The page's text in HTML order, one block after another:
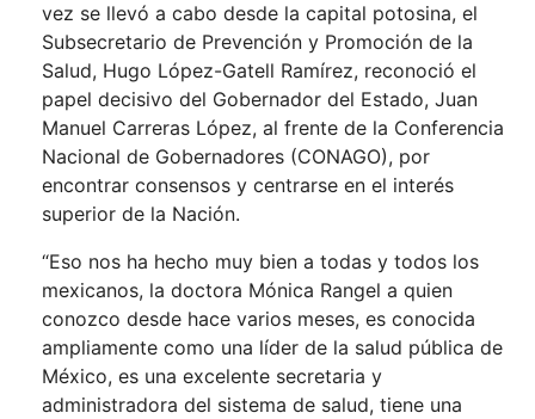
vez se llevó a cabo desde la capital potosina, el
Subsecretario de Prevención y Promoción de la
Salud, Hugo López-Gatell Ramírez, reconoció el
papel decisivo del Gobernador del Estado, Juan
Manuel Carreras López, al frente de la Conferencia
Nacional de Gobernadores (CONAGO), por
encontrar consensos y centrarse en el interés
superior de la Nación.
“Eso nos ha hecho muy bien a todas y todos los
mexicanos, la doctora Mónica Rangel a quien
conozco desde hace varios meses, es conocida
ampliamente como una líder de la salud pública de
México, es una excelente secretaria y
administradora del sistema de salud, tiene una